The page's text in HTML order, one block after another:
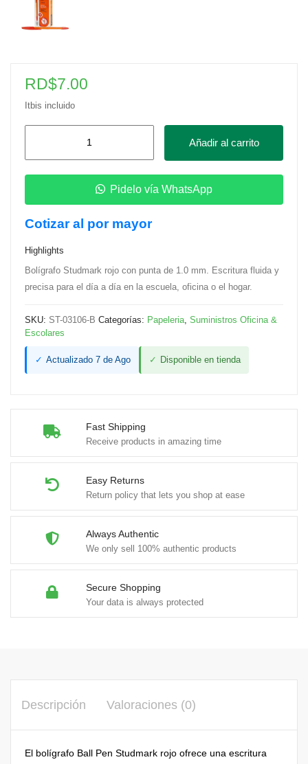
Fast Shipping
Receive products in amazing time
Easy Returns
Return policy that lets you shop at ease
Always Authentic
We only sell 100% authentic products
Secure Shopping
Your data is always protected
RD$7.00
Itbis incluido
Rojo
cantidad
Añadir al carrito
Pidelo vía WhatsApp
Cotizar al por mayor
Highlights
Bolígrafo Studmark rojo con punta de 1.0 mm. Escritura fluida y
precisa para el día a día en la escuela, oficina o el hogar.
SKU: ST-03106-B Categorías: Papeleria Suministros Oficina &
Escolares
✓ Actualizado 7 de Ago ✓ Disponible en tienda
Descripción Valoraciones (0)
El bolígrafo Ball Pen Studmark rojo ofrece una escritura